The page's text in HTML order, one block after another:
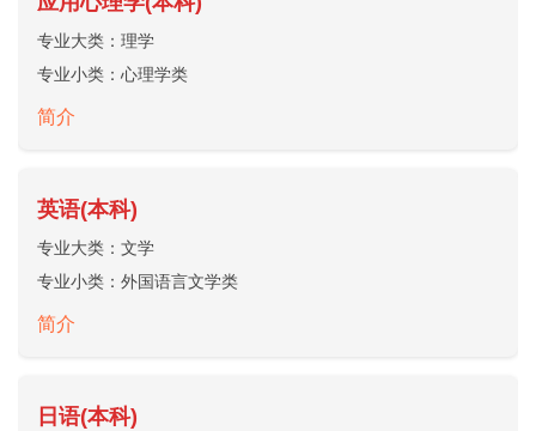
专业大类： 理学
专业小类： 心理学类
简介
英语(本科)
专业大类： 文学
专业小类： 外国语言文学类
简介
日语(本科)